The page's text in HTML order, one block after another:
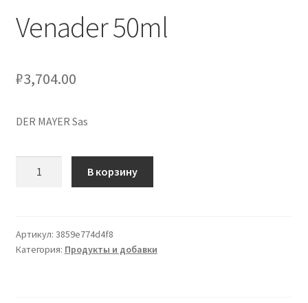
Venader 50ml
₽3,704.00
DER MAYER Sas
В корзину
Артикул: 3859e774d4f8
Категория: Продукты и добавки